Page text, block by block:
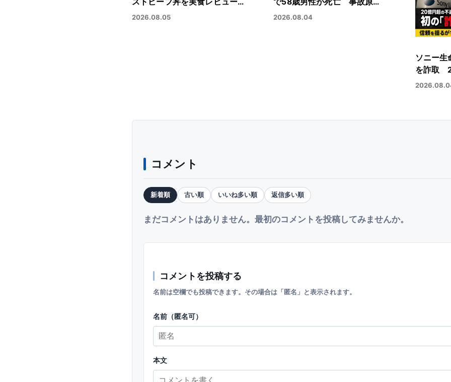
2026.08.05 2026.08.04
ソニー
を詐取
コメント
新着順 古い順 いいね多い順 返信多い順
まだコメントはありません。最初のコメントを投稿してみませんか。
コメントを投稿する
名前は空欄でも投稿できます。その場合は「匿名」と表示されます。
名前（匿名可）
本文